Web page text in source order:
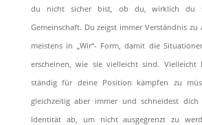
du nicht sicher bist, ob du, wirklich du
Gemeinschaft. Du zeigst immer Verständnis
meistens in „Wir“- Form, damit die
erscheinen, wie sie vielleicht sind. Vielleicht
ständig für deine Position kämpfen zu
gleichzeitig aber immer und schneidest
Identität ab, um nicht ausgegrenzt zu